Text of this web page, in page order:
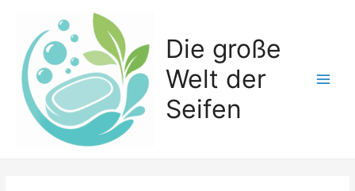
springen
Die große
Welt der
Seifen